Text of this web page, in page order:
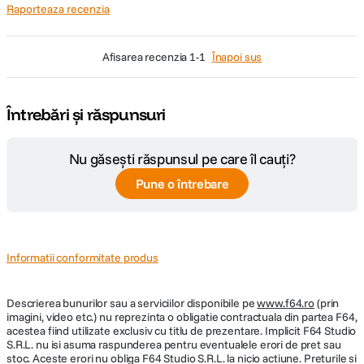
Sistem Dual I.S. 2 (Stabilizator dual de imagine) pe 5 axe:
Surprindeti în mod clar fiecare instantaneu interesant
Raporteaza recenzia
afisarea recenzia 1-1 Înapoi sus
Întrebări și răspunsuri
Nu găsești răspunsul pe care îl cauți?
Pune o întrebare
Informatii conformitate produs
Descrierea bunurilor sau a serviciilor disponibile pewww.f64.ro(prin
imagini, video etc.) nu reprezinta o obligatie contractuala din partea F64,
acestea fiind utilizate exclusiv cu titlu de prezentare. Implicit F64 Studio
S.R.L. nu isi asuma raspunderea pentru eventualele erori de pret sau
stoc. Aceste erori nu obliga F64 Studio S.R.L. la nicio actiune. Preturile si